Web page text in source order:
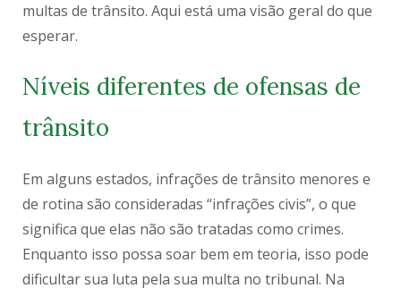
multas de trânsito. Aqui está uma visão geral do que
esperar.
Níveis diferentes de ofensas de
trânsito
Em alguns estados, infrações de trânsito menores e
de rotina são consideradas “infrações civis”, o que
significa que elas não são tratadas como crimes.
Enquanto isso possa soar bem em teoria, isso pode
dificultar sua luta pela sua multa no tribunal. Na